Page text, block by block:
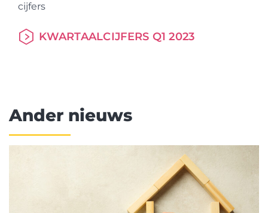
cijfers
KWARTAALCIJFERS Q1 2023
Ander nieuws